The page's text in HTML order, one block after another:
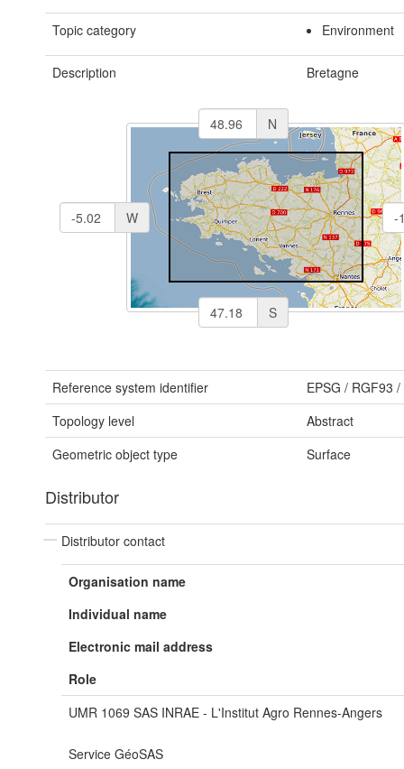
Topic category Environment
Description Bretagne
N
S
W
Reference system identifier EPSG / RGF93
Topology level
Abstract
Geometric object type
Surface
Distributor
Distributor contact
Organisation name
Individual name
Electronic mail address
Role
UMR 1069 SAS INRAE - L'Institut Agro Rennes-Angers
Service GéoSAS